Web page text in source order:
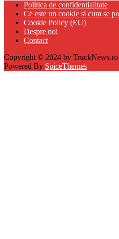
Politica de confidentialitate
Ce este un cookie si cum se
Cookie Policy (EU)
Despre noi
Contact
Copyright © 2024 by TruckNews.ro
Powered By SpiceThemes